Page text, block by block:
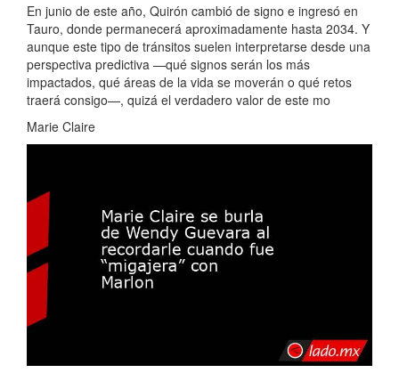
En junio de este año, Quirón cambió de signo e ingresó en
Tauro, donde permanecerá aproximadamente hasta 2034. Y
aunque este tipo de tránsitos suelen interpretarse desde una
perspectiva predictiva —qué signos serán los más
impactados, qué áreas de la vida se moverán o qué retos
traerá consigo—, quizá el verdadero valor de este mo
Marie Claire